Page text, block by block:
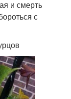
и смерть
с